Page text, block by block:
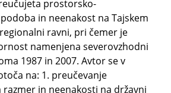
prostorsko-
in neenakost na Tajskem
ravni, pri čemer je
namenjena severovzhodni
1987 in 2007. Avtor se v
na: 1. preučevanje
in neenakosti na državni